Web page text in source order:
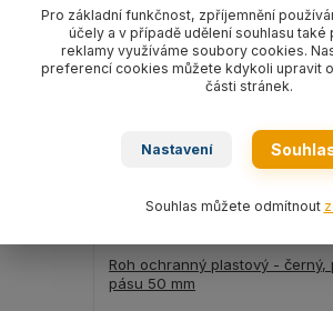
Roh ochranný plastový - černý,
pásu 50 mm
Pro základní funkčnost, zpříjemnění
účely a v případě udělení souhlasu také
reklamy využíváme soubory cookies.
preferencí cookies můžete kdykoli upravit
části stránek.
Nastavení
Souhlas můžete odmítnout